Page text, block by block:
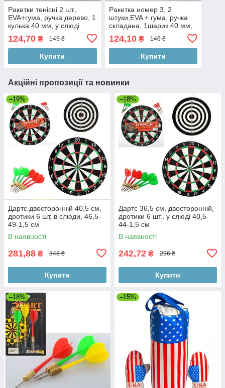
Ракетки тенісні 2 шт.,
EVA+гума, ручка дерево, 1
кулька 40 мм, у слюді
124,70 ₴ 145 ₴
Купити
Ракетка номер 3, 2
штуки,EVA + гума, ручка
складана, 1шарик 40 мм,
124,10₴ 146 ₴
Купити
Акційні пропозиції та новинки
–19%
Дартс двосторонній 40,5 см,
дротики 6 шт, в слюди, 46,5-
49-1,5 см
В наявності
281,88 ₴ 348 ₴
Купити
–18%
Дартс 36,5 см, двосторонній,
дротики 6 шт., у слюді 40,5-
44-1,5 см
В наявності
242,72 ₴ 296 ₴
Купити
–18% –15%